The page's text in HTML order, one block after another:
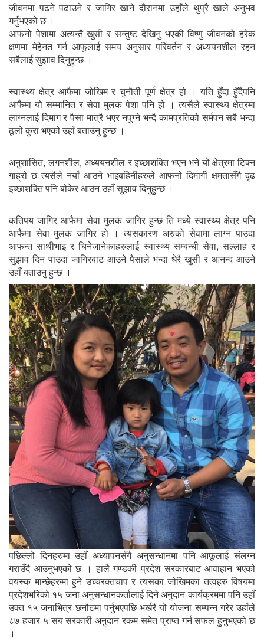
जीवनमा पढने पढाउने र जागिर खाने दौरानमा उहाँले थुप्रै खाले अनुभव
गर्नुभएको छ ।
आफनो पेशामा अत्यन्तै खुसी र सन्तुष्ट देखिनु भएकी विष्णु जीवनको हरेक
क्षणमा मेहेनत गर्न आफूलाई समय अनुसार परिवर्तन र अध्ययनशील रहन
सबैलाई सुझाव दिनुहुन्छ ।
स्वास्थ्य क्षेत्र आफैमा जोखिम र चुनौती पूर्ण क्षेत्र हो । यति हुँदा हुँदैपनि
आफैमा यो सम्मानित र सेवा मुलक पेशा पनि हो । त्यसैले स्वास्थ्य क्षेत्रमा
लाग्नलाई दिमाग र पैसा मात्रै भएर नपुग्ने भन्दै कामप्रतिको सर्मपन सबै भन्दा
ठूलो कुरा भएको उहाँ बताउनु हुन्छ ।
अनुशासित, लगनशील, अध्ययनशील र इच्छाशक्ति भएन भने यो क्षेत्रमा टिक्न
गाह्रो छ त्यसैले नयाँ आउने भाइबहिनीहरुले आफनो दिमागी क्षमतासँगै दृढ
इच्छाशक्ति पनि बोकेर आउन उहाँ सुझाव दिनुहुन्छ ।
कतिपय जागिर आफैमा सेवा मुलक जागिर हुन्छ ति मध्ये स्वास्थ्य क्षेत्र पनि
आफैमा सेवा मुलक जागिर हो । त्यसकारण अरुको सेवामा लाग्न पाउदा
आफन्त साथीभाइ र चिनेजानेकाहरुलाई स्वास्थ्य सम्बन्धी सेवा, सल्लाह र
सुझाव दिन पाउदा जागिरबाट आउने पैसाले भन्दा धेरै खुसी र आनन्द आउने
उहाँ बताउनु हुन्छ ।
पछिल्लो दिनहरुमा उहाँ अध्यापनसँगै अनुसन्धानमा पनि आफूलाई संलग्न
गराउँदै आउनुभएको छ । हालै गण्डकी प्रदेश सरकारबाट आवाहान भएको
वयस्क मान्छेहरुमा हुने उच्चरक्तचाप र त्यसका जोखिमका तत्वहरु विषयमा
प्रदेशभरिको १५ जना अनुसन्धानकर्तालाई दिने अनुदान कार्यक्रममा पनि उहाँ
उक्त १५ जनाभित्र छनौटमा पर्नुभएपछि भर्खरै यो योजना सम्पन्न गरेर उहाँले
८७ हजार ५ सय सरकारी अनुदान रकम समेत प्राप्त गर्न सफल हुनुभएको छ
।